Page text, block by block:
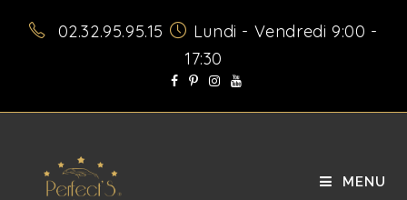
02.32.95.95.15
Lundi - Vendredi 9:00 -
17:30
MENU